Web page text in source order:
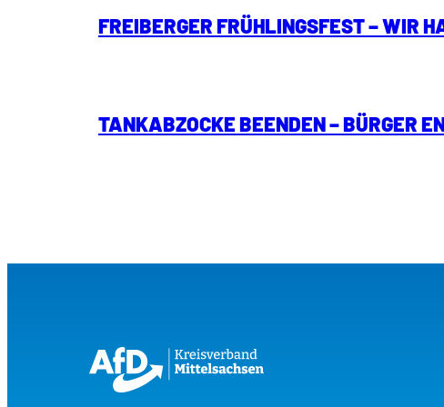
FREIBERGER FRÜHLINGSFEST – WIR
TANKABZOCKE BEENDEN – BÜRGER